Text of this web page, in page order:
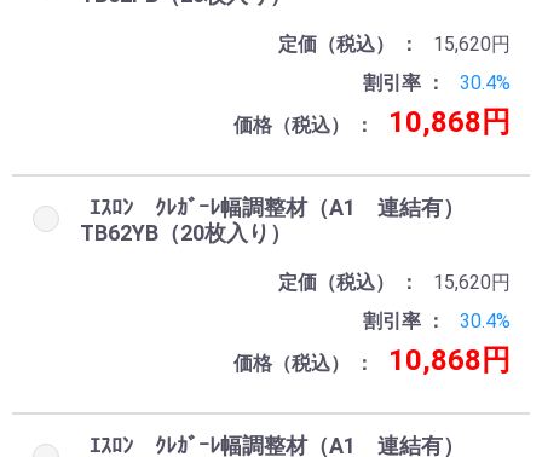
定価（税込）
15,620円
割引率
30.4%
価格（税込）
10,868円
ｴｽﾛﾝ ｸﾚｶﾞｰﾚ幅調整材（A1 連結有）
TB62YB（20枚入り）
定価（税込）
15,620円
割引率
30.4%
価格（税込）
10,868円
ｴｽﾛﾝ ｸﾚｶﾞｰﾚ幅調整材（A1 連結有）